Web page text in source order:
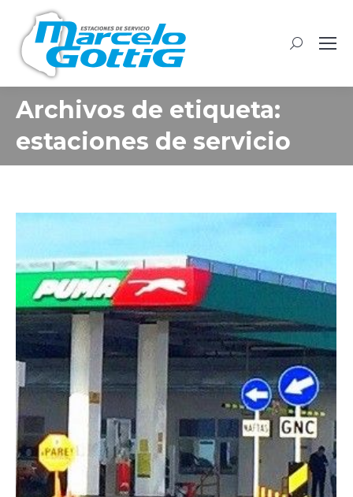
Buscar:
Archivos de etiqueta:
estaciones de servicio